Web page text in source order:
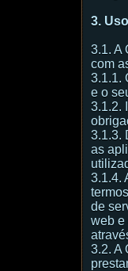
3.
3.1. A
com
3.1.1.
e o
3.1.2.
3.1.3.
as
3.1.4.
de
web e
3.2. A